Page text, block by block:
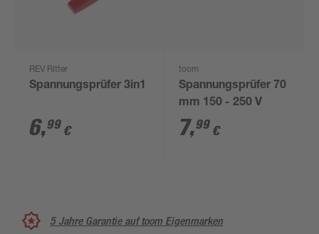
REV Ritter
Spannungsprüfer 3in1
6,99 €
toom
Spannungsprüfer 70
mm 150 - 250 V
7,99 €
5 Jahre Garantie auf toom Eigenmarken